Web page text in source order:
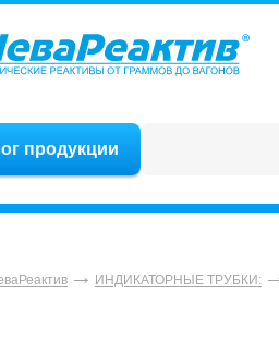
продукции
ИНДИКАТОРНЫЕ ТРУБКИ: